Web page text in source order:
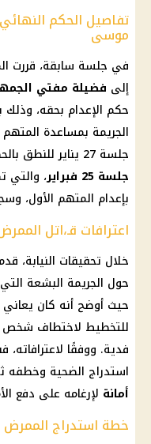
تفاصيل الحكم
موسى
في جلسة سابقة، قررت
إلى فضيلة مفتي
حكم الإعدام بحقه، وذلك
الجريمة بمساعدة
جلسة 27 يناير للنطق بالحكم، ولكنها قررت مد أجل الحكم إلى
جلسة 25 فبراير
، والتي
بإعدام المتهم الأول،
اعترافات قـ،اتل
خلال تحقيقات النيابة،
حول الجريمة البشعة
حيث أوضح أنه كان
للتخطيط لاختطاف شخص
فدية. ووفقًا لاعترافاته،
استدراج الضحية وخطفه
أمانة لإرغامه على دفع
خطة استدراج